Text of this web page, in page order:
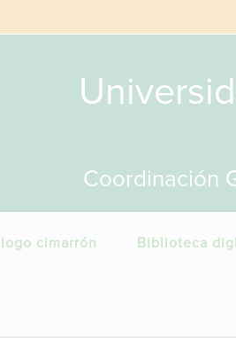
Coordinación
cimarrón Biblioteca